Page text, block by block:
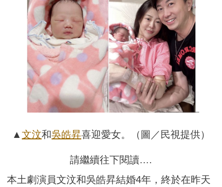
▲ 文汶和吳皓昇喜迎愛女。（圖／民視提供）
請繼續往下閱讀….
本土劇演員文汶和吳皓昇結婚4年，終於在昨天